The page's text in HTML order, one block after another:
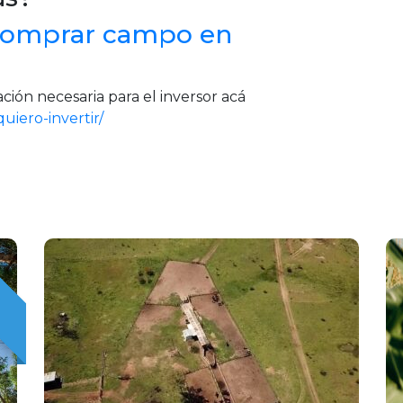
campo en
necesaria para el inversor acá
invertir/